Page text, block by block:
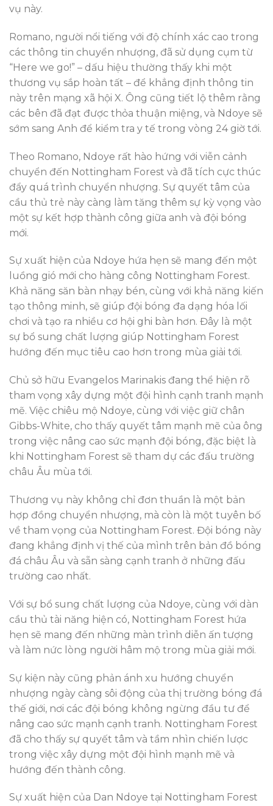
vụ này.
Romano, người nổi tiếng với độ chính xác cao trong
các thông tin chuyển nhượng, đã sử dụng cụm từ
“Here we go!” – dấu hiệu thường thấy khi một
thương vụ sắp hoàn tất – để khẳng định thông tin
này trên mạng xã hội X. Ông cũng tiết lộ thêm rằng
các bên đã đạt được thỏa thuận miệng, và Ndoye sẽ
sớm sang Anh để kiểm tra y tế trong vòng 24 giờ tới.
Theo Romano, Ndoye rất hào hứng với viễn cảnh
chuyển đến Nottingham Forest và đã tích cực thúc
đẩy quá trình chuyển nhượng. Sự quyết tâm của
cầu thủ trẻ này càng làm tăng thêm sự kỳ vọng vào
một sự kết hợp thành công giữa anh và đội bóng
mới.
Sự xuất hiện của Ndoye hứa hẹn sẽ mang đến một
luồng gió mới cho hàng công Nottingham Forest.
Khả năng săn bàn nhạy bén, cùng với khả năng kiến
tạo thông minh, sẽ giúp đội bóng đa dạng hóa lối
chơi và tạo ra nhiều cơ hội ghi bàn hơn. Đây là một
sự bổ sung chất lượng giúp Nottingham Forest
hướng đến mục tiêu cao hơn trong mùa giải tới.
Chủ sở hữu Evangelos Marinakis đang thể hiện rõ
tham vọng xây dựng một đội hình cạnh tranh mạnh
mẽ. Việc chiêu mộ Ndoye, cùng với việc giữ chân
Gibbs-White, cho thấy quyết tâm mạnh mẽ của ông
trong việc nâng cao sức mạnh đội bóng, đặc biệt là
khi Nottingham Forest sẽ tham dự các đấu trường
châu Âu mùa tới.
Thương vụ này không chỉ đơn thuần là một bản
hợp đồng chuyển nhượng, mà còn là một tuyên bố
về tham vọng của Nottingham Forest. Đội bóng này
đang khẳng định vị thế của mình trên bản đồ bóng
đá châu Âu và sẵn sàng cạnh tranh ở những đấu
trường cao nhất.
Với sự bổ sung chất lượng của Ndoye, cùng với dàn
cầu thủ tài năng hiện có, Nottingham Forest hứa
hẹn sẽ mang đến những màn trình diễn ấn tượng
và làm nức lòng người hâm mộ trong mùa giải mới.
Sự kiện này cũng phản ánh xu hướng chuyển
nhượng ngày càng sôi động của thị trường bóng đá
thế giới, nơi các đội bóng không ngừng đầu tư để
nâng cao sức mạnh cạnh tranh. Nottingham Forest
đã cho thấy sự quyết tâm và tầm nhìn chiến lược
trong việc xây dựng một đội hình mạnh mẽ và
hướng đến thành công.
Sự xuất hiện của Dan Ndoye tại Nottingham Forest